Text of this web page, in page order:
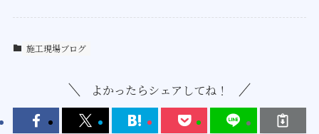
施工現場ブログ
よかったらシェアしてね！